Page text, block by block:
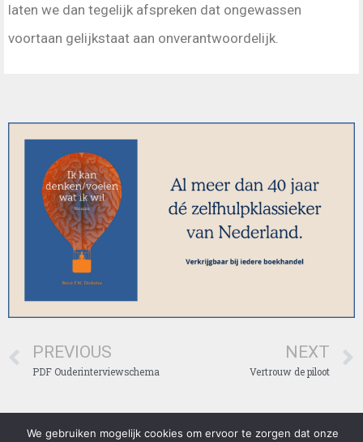
laten we dan tegelijk afspreken dat ongewassen
voortaan gelijkstaat aan onverantwoordelijk.
PREVIOUS
PDF Ouderinterviewschema
NEXT
Vertrouw de piloot
We gebruiken mogelijk cookies om ervoor te zorgen dat onze